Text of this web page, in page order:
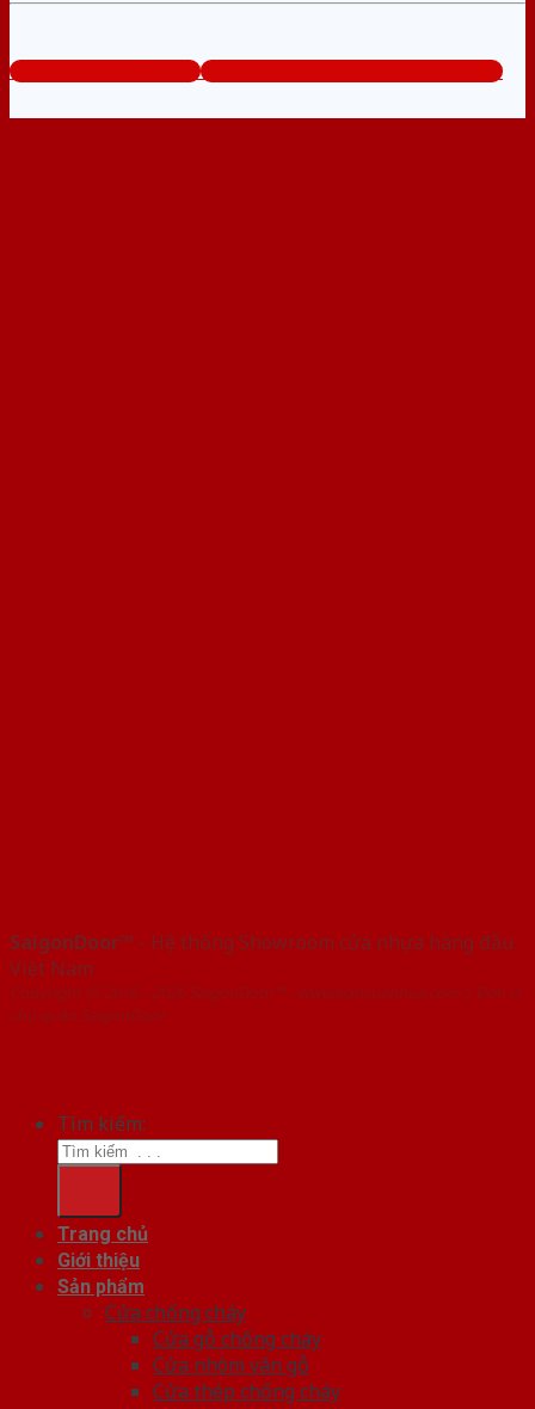
www.sieuthicuanhua.net Tổng đài tư vấn miễn phí: 0824.400.400
SaigonDoor™ - Hệ thống Showroom cửa nhựa hàng đầu
Việt Nam
Copyright ⓒ 2016 – 2026 SaigonDoor™ - www.bancuanhua.com | Đơn vị
chủ quản SaigonDoor
Tìm kiếm:
Trang chủ
Giới thiệu
Sản phẩm
Cửa chống cháy
Cửa gỗ chống cháy
Cửa nhôm vân gỗ
Cửa thép chống cháy